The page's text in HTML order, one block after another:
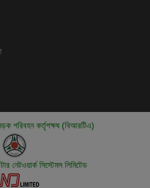
পরিবহন কর্তৃপক্ষ (বিআরটিএ)
নেটওয়ার্ক সিস্টেমস লিমিটেড